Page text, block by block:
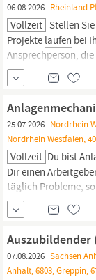
06.08.2026 Rheinland
Vollzeit Stellen
Projekte laufen bei
Ansprechperson,
dafür sorgt, dass
Gleichzeitig
25.07.2026 Nordrhein
Nordrhein Westfalen,
Vollzeit Du bist
Dir einen
täglich Probleme,
funktionieren und
einen Arbeitgeber
Willkommen bei
07.08.2026 Sachsen
Anhalt, 6803, Greppin,